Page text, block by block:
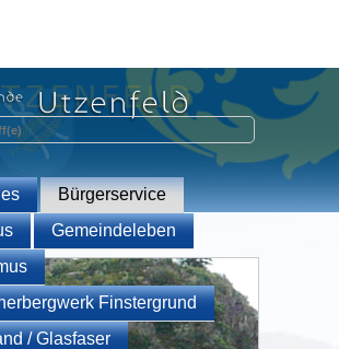
Bürgerservice
Gemeindeleben
Finstergrund
/ Glasfaser